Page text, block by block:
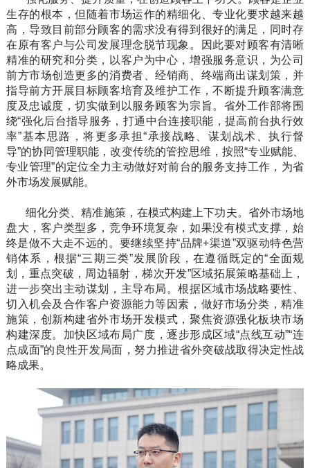
生存的根本，但随着市场运作的精细化、专业化要求越来越
高，导致目前部分顾客的需求没有得到很好的满足，同时存
在原有客户与公司发展理念脱节现象。因此要对顾客有清晰
精准的研究和分类，以客户为中心，增强服务意识，为公司
前方市场创造更多的消费者、经销商、终端商出谋划策，并
指导前方开展目标顾客培育及维护工作，不断提升顾客满意
度及忠诚度，切实做到以服务顾客为宗旨。省外工作部将围
绕“强化后台指导服务，打通中台连接职能，提高前台执行效
率”基本思路，将更多承担“承接战略、谋划战术、执行督
导”的协同管理职能，改变传统的管控思维，按照“专业赋能、
专业管理”的定位全力主动做好对前台的服务支持工作，为省
外市场发展赋能。
细化分类、精准施策，在模式构建上下功夫。省外市场地
盘大，客户类型多，竞争环境复杂，如果没有模式支撑，始
终是做不大走不远的。要继续坚持“品牌+渠道”双驱动特色营
销体系，根据“三期三类”发展阶段，在遵循既定的“全面规
划，重点突破，周边辐射，梯次开发”区域拓展策略基础上，
进一步突出主动谋划，主导布局。根据区域市场战略要性、
切入机会及合作客户资源能力等因素，做好市场分类，精准
施策，创新构建省外市场开发模式，聚焦资源强化板块市场
构建深度。加快区域布局广度，逐步形成区域“点线互动”“连
点成面”的良性开发局面，努力推进省外突破战取得决定性战
略成果。